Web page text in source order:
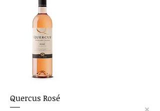
Quercus Rosé